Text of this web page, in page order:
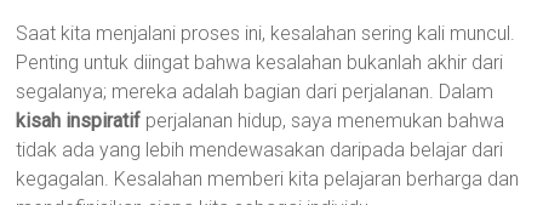
Saat kita menjalani proses ini, kesalahan sering kali muncul.
Penting untuk diingat bahwa kesalahan bukanlah akhir dari
segalanya; mereka adalah bagian dari perjalanan. Dalam
kisah inspiratif perjalanan hidup, saya menemukan bahwa
tidak ada yang lebih mendewasakan daripada belajar dari
kegagalan. Kesalahan memberi kita pelajaran berharga dan